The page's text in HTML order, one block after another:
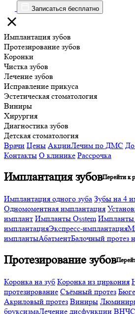
Записаться бесплатно
Имплантация зубов
Протезирование зубов
Коронки
Чистка зубов
Лечение зубов
Исправление прикуса
Эстетическая стоматология
Виниры
Хирургия
Диагностика зубов
Детская стоматология
Врачи Цены АкцииЛечим по ДМС
Контакты О клинике Рассрочка
Имплантация зубовПерейти к
Имплантация одного зуба Зубы на 4
Одномоментная имплантация
имплант Импланты Osstem Импланты
имплантацияЭкспресс-имплантация
имплантыАбатментБалочный протез
Протезирование зубов
Коронка на зуб Коронка из циркония
протезирование Съёмный протез
Акриловый протез Виниры
бруксизмаЛечение дисфункции ВНЧС